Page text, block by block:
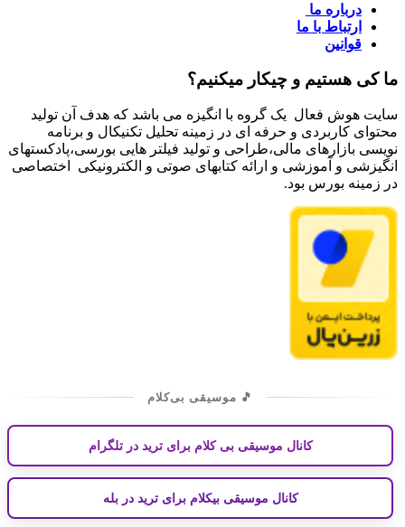
درباره ما
ارتباط با ما
قوانین
ما کی هستیم و چیکار میکنیم؟
سایت هوش فعال یک گروه با انگیزه می باشد که هدف آن تولید
محتوای کاربردی و حرفه ای در زمینه تحلیل تکنیکال و برنامه
نویسی بازارهای مالی،طراحی و تولید فیلتر هایی بورسی،پادکستهای
انگیزشی و آموزشی و ارائه کتابهای صوتی و الکترونیکی اختصاصی
در زمینه بورس بود.
🎵 موسیقی بی‌کلام
کانال موسیقی بی کلام برای ترید در تلگرام
کانال موسیقی بیکلام برای ترید در بله